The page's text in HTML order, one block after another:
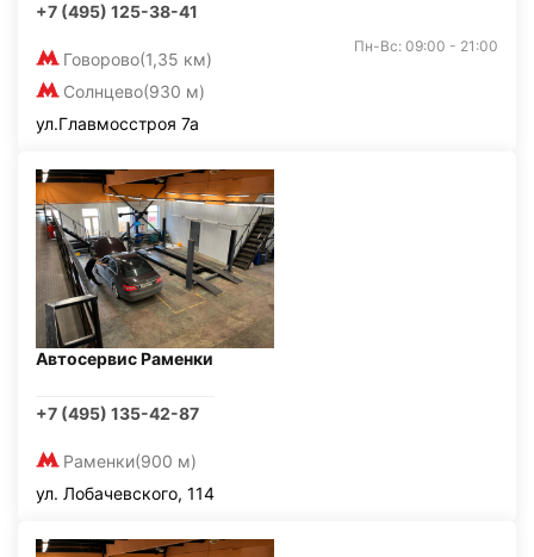
+7 (495) 125-38-41
Говорово(1,35 км)
Солнцево(930 м)
Пн-Вс: 09:00 - 21:00
ул.Главмосстроя 7а
Автосервис Раменки
+7 (495) 135-42-87
Раменки(900 м)
ул. Лобачевского, 114